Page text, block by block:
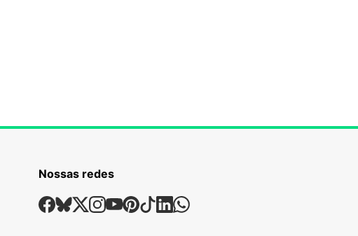
Nossas redes
Nossas Redes Sociais
Facebook
Bsky
X Instagram
Youtube
Pinterest
TiktokLinkedin
Whatsapp